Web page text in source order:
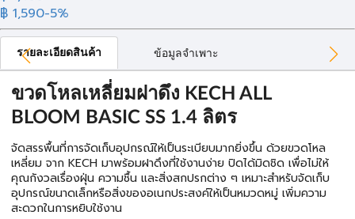
฿ 1,590-5%
รายละเอียดสินค้า ข้อมูลจำเพาะ
ขวดโหลเหลี่ยมฝาดึง KECH ALL
BLOOM BASIC SS 1.4 ลิตร
จัดสรรพื้นที่การจัดเก็บอุปกรณ์ให้เป็นระเบียบมากยิ่งขึ้น ด้วยขวดโหล
เหลี่ยม จาก KECH มาพร้อมฝาดึงที่ใช้งานง่าย ปิดได้มิดชิด เพื่อไม่ให้
คุณกังวลเรื่องฝุ่น ความชื้น และสิ่งสกปรกต่าง ๆ เหมาะสำหรับจัดเก็บ
อุปกรณ์ขนาดเล็กหรือสิ่งของอเนกประสงค์ให้เป็นหมวดหมู่ เพิ่มความ
สะดวกในการหยิบใช้งาน